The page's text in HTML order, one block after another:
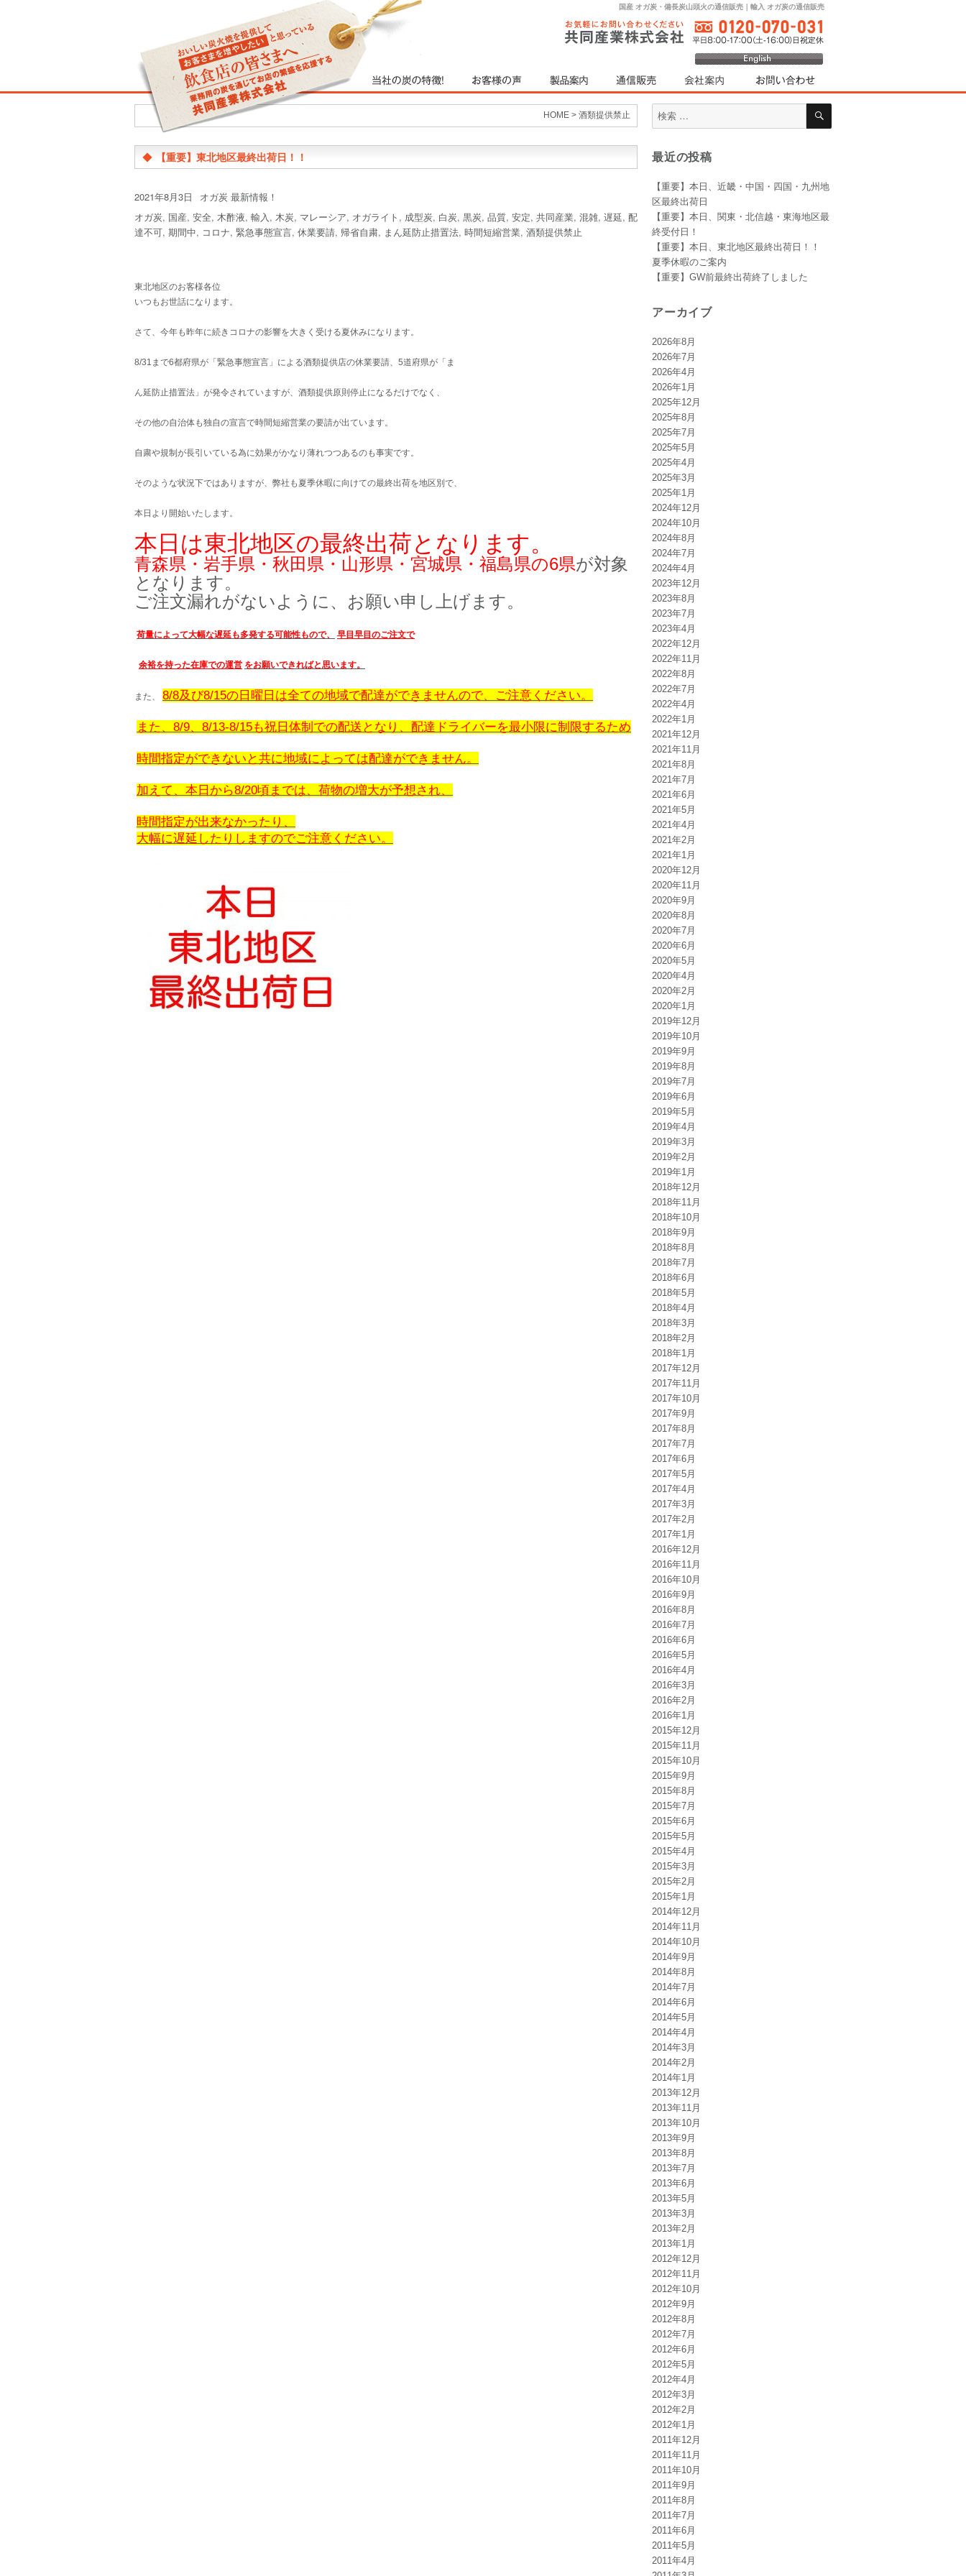
国産 オガ炭・備長炭山頭火の通信販売｜輸入 オガ炭の通信販売
HOME > 酒類提供禁止
◆ 【重要】東北地区最終出荷日！！
投
稿
日:
2021年8月3日
カ
テ
ゴ
オガ炭 最新情報！
タ
グ
オガ炭, 国産, 安全, 木酢液, 輸入 , 木炭, マレーシア, オガライト , 成型炭, 白炭, 黒炭, 品質, 安定, 共同産業, 混雑, 遅延, 配
達不可, 期間中, コロナ, 緊急事態宣言, 休業要請, 帰省自粛, まん延防止措置法, 時間短縮営業, 酒類提供禁止
東北地区のお客様各位
いつもお世話になります。
さて、今年も昨年に続きコロナの影響を大きく受ける夏休みになります。
8/31まで6都府県が「緊急事態宣言」による酒類提供店の休業要請、5道府県が「ま
ん延防止措置法」が発令されていますが、酒類提供原則停止になるだけでなく、
その他の自治体も独自の宣言で時間短縮営業の要請が出ています。
自粛や規制が長引いている為に効果がかなり薄れつつあるのも事実です。
そのような状況下ではありますが、弊社も夏季休暇に向けての最終出荷を地区別で、
本日より開始いたします。
本日は東北地区の最終出荷となります。
青森県・岩手県・秋田県・山形県・宮城県・福島県の6県が対象
となります。
ご注文漏れがないように、お願い申し上げます。
荷量によって大幅な遅延も多発する可能性もので、 早目早目のご注文で
余裕を持った在庫での運営 をお願いできればと思います。
また、 8/8及び8/15の日曜日は全ての地域で配達ができませんので、ご注意ください。
また、8/9、8/13-8/15も祝日体制での配送となり、配達ドライバーを最小限に制限するため
時間指定ができないと共に地域によっては配達ができません。
加えて、本日から8/20頃までは、荷物の増大が予想され、
時間指定が出来なかったり、
大幅に遅延したりしますのでご注意ください。
検
索
象:
検
最近の投稿
【重要】本日、近畿・中国・四国・九州地
区最終出荷日
【重要】本日、関東・北信越・東海地区最
終受付日！
【重要】本日、東北地区最終出荷日！！
夏季休暇のご案内
【重要】GW前最終出荷終了しました
アーカイブ
2026年8月
2026年7月
2026年4月
2026年1月
2025年12月
2025年8月
2025年7月
2025年5月
2025年4月
2025年3月
2025年1月
2024年12月
2024年10月
2024年8月
2024年7月
2024年4月
2023年12月
2023年8月
2023年7月
2023年4月
2022年12月
2022年11月
2022年8月
2022年7月
2022年4月
2022年1月
2021年12月
2021年11月
2021年8月
2021年7月
2021年6月
2021年5月
2021年4月
2021年2月
2021年1月
2020年12月
2020年11月
2020年9月
2020年8月
2020年7月
2020年6月
2020年5月
2020年4月
2020年2月
2020年1月
2019年12月
2019年10月
2019年9月
2019年8月
2019年7月
2019年6月
2019年5月
2019年4月
2019年3月
2019年2月
2019年1月
2018年12月
2018年11月
2018年10月
2018年9月
2018年8月
2018年7月
2018年6月
2018年5月
2018年4月
2018年3月
2018年2月
2018年1月
2017年12月
2017年11月
2017年10月
2017年9月
2017年8月
2017年7月
2017年6月
2017年5月
2017年4月
2017年3月
2017年2月
2017年1月
2016年12月
2016年11月
2016年10月
2016年9月
2016年8月
2016年7月
2016年6月
2016年5月
2016年4月
2016年3月
2016年2月
2016年1月
2015年12月
2015年11月
2015年10月
2015年9月
2015年8月
2015年7月
2015年6月
2015年5月
2015年4月
2015年3月
2015年2月
2015年1月
2014年12月
2014年11月
2014年10月
2014年9月
2014年8月
2014年7月
2014年6月
2014年5月
2014年4月
2014年3月
2014年2月
2014年1月
2013年12月
2013年11月
2013年10月
2013年9月
2013年8月
2013年7月
2013年6月
2013年5月
2013年3月
2013年2月
2013年1月
2012年12月
2012年11月
2012年10月
2012年9月
2012年8月
2012年7月
2012年6月
2012年5月
2012年4月
2012年3月
2012年2月
2012年1月
2011年12月
2011年11月
2011年10月
2011年9月
2011年8月
2011年7月
2011年6月
2011年5月
2011年4月